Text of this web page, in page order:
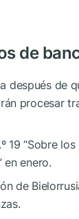
de
de
procesar
19 “Sobre
enero.
de